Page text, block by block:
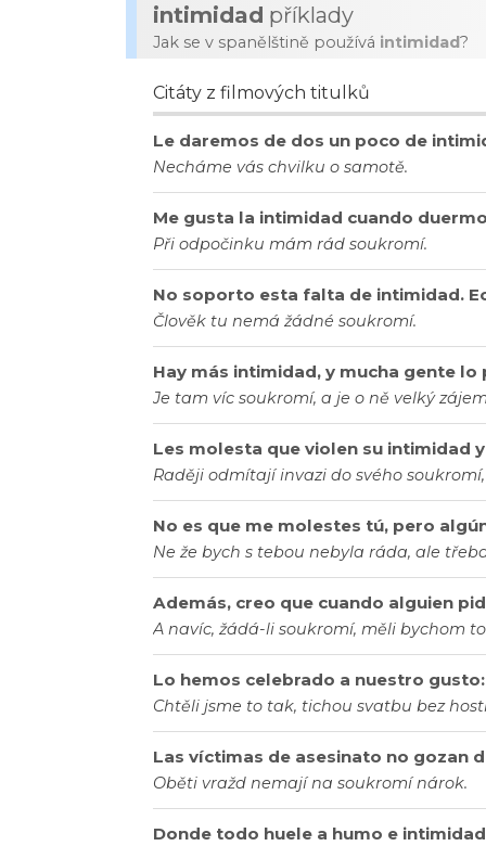
intimidad příklady
Jak se v spanělštině používá intimidad?
Citáty z filmových titulků
Le daremos de dos un poco de
Necháme vás chvilku o samotě.
Me gusta la intimidad cuando
Při odpočinku mám rád soukromí.
No soporto esta falta de intimidad.
Člověk tu nemá žádné soukromí.
Hay más intimidad, y mucha gente lo
Je tam víc soukromí, a je o ně velký
Les molesta que violen su intimidad
Raději odmítají invazi do svého
No es que me molestes tú, pero
Ne že bych s tebou nebyla ráda, ale
Además, creo que cuando alguien
A navíc, žádá-li soukromí, měli bychom
Lo hemos celebrado a nuestro
Chtěli jsme to tak, tichou svatbu bez
Las víctimas de asesinato no gozan
Oběti vražd nemají na soukromí nárok.
Donde todo huele a humo e